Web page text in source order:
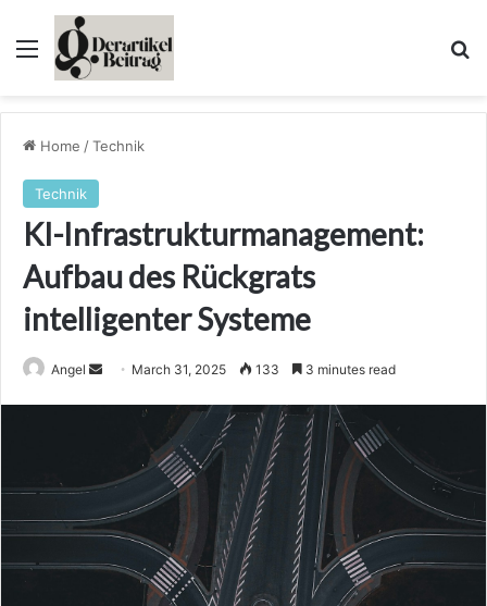
Menu
Home /Technik
Technik
KI-Infrastrukturmanagement:
Aufbau des Rückgrats
intelligenter Systeme
Angel
Send March 31, 2025 133 3 minutes read